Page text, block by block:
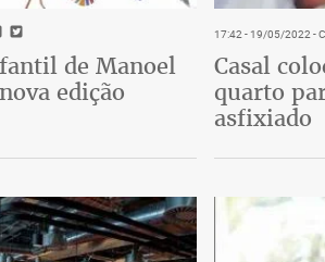
de Manoel
edição
17:42 - 19/05/2022-
Casal
quarto
asfixiado